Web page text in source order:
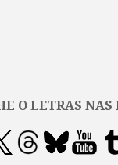
O LETRAS NAS